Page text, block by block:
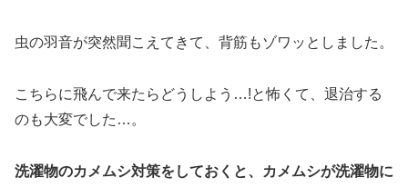
虫の羽音が突然聞こえてきて、背筋もゾワッとしました。
こちらに飛んで来たらどうしよう…!と怖くて、退治する
のも大変でした…。
洗濯物のカメムシ対策をしておくと、カメムシが洗濯物に